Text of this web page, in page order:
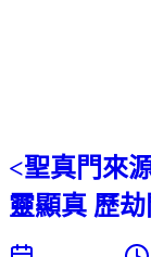
<聖真門來
靈顯真 歷